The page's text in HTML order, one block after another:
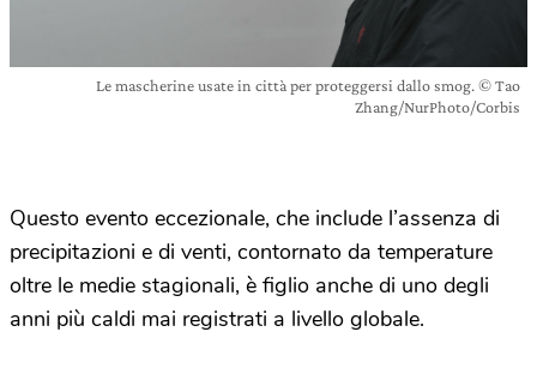
Le mascherine usate in città per proteggersi dallo smog. © Tao
Zhang/NurPhoto/Corbis
Questo evento eccezionale, che include l’assenza di
precipitazioni e di venti, contornato da temperature
oltre le medie stagionali, è figlio anche di uno degli
anni più caldi mai registrati a livello globale.